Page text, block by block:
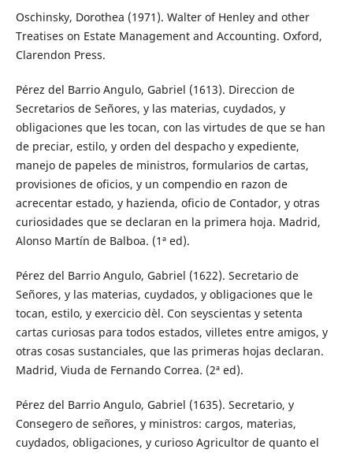
Oschinsky, Dorothea (1971). Walter of Henley and other
Treatises on Estate Management and Accounting. Oxford,
Clarendon Press.
Pérez del Barrio Angulo, Gabriel (1613). Direccion de
Secretarios de Señores, y las materias, cuydados, y
obligaciones que les tocan, con las virtudes de que se han
de preciar, estilo, y orden del despacho y expediente,
manejo de papeles de ministros, formularios de cartas,
provisiones de oficios, y un compendio en razon de
acrecentar estado, y hazienda, oficio de Contador, y otras
curiosidades que se declaran en la primera hoja. Madrid,
Alonso Martín de Balboa. (1ª ed).
Pérez del Barrio Angulo, Gabriel (1622). Secretario de
Señores, y las materias, cuydados, y obligaciones que le
tocan, estilo, y exercicio dèl. Con seyscientas y setenta
cartas curiosas para todos estados, villetes entre amigos, y
otras cosas sustanciales, que las primeras hojas declaran.
Madrid, Viuda de Fernando Correa. (2ª ed).
Pérez del Barrio Angulo, Gabriel (1635). Secretario, y
Consegero de señores, y ministros: cargos, materias,
cuydados, obligaciones, y curioso Agricultor de quanto el